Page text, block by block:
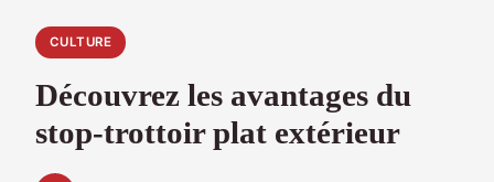
CULTURE
Découvrez les avantages du
stop-trottoir plat extérieur